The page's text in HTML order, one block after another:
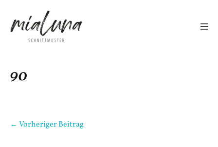
Inhalt
springen
90
Beitragsnavigation
← Vorheriger Beitrag